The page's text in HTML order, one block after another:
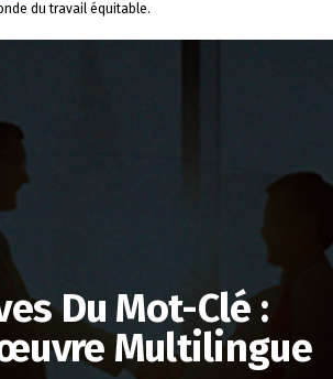
du travail équitable.
Du Mot-Clé :
Multilingue